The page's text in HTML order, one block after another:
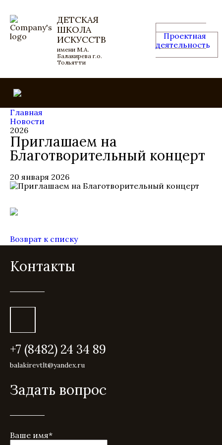
ДЕТСКАЯ
ШКОЛА
ИСКУССТВ
имени М.А.
Балакирева г.о.
Тольятти
Проектная
деятельность
Главная
Новости
2026
Приглашаем на
Благотворительный концерт
20 января 2026
Возврат к списку
Контакты
+7 (8482) 24 34 89
balakirevtlt@yandex.ru
Задать вопрос
Ваше имя*